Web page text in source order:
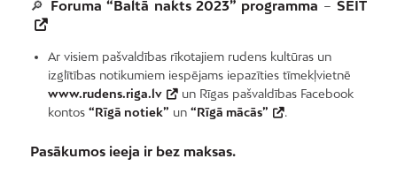
🔎 Foruma “Baltā nakts 2023” programma –ŠEIT
Ar visiem pašvaldības rīkotajiem rudens kultūras un
izglītības notikumiem iespējams iepazīties tīmekļvietnē
www.rudens.riga.lv
un Rīgas pašvaldības Facebook
kontos “Rīgā notiek” un “Rīgā mācās” .
Pasākumos ieeja ir bez maksas.